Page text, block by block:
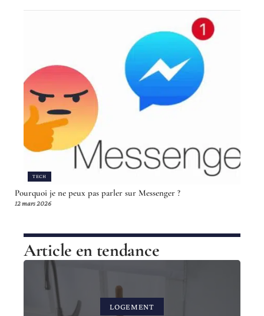
TECH
Pourquoi je ne peux pas parler sur Messenger ?
12 mars 2026
Article en tendance
LOGEMENT